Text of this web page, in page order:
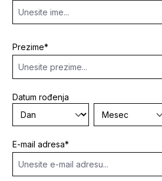
Prezime*
Datum rođenja
E-mail adresa*